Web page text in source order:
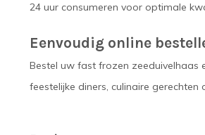
24 uur consumeren voor optimale
Eenvoudig online
Bestel uw fast frozen zeeduivelhaas
feestelijke diners, culinaire